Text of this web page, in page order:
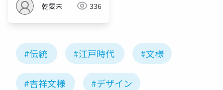
乾愛未 336
#伝統 #江戸時代 #文様
#吉祥文様 #デザイン